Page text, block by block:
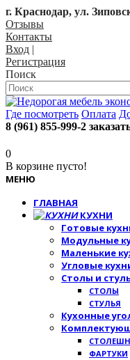
г. Краснодар, ул.
Отзывы
Контакты
Вход |
Регистрация
Поиск
Где посмотреть Оплата
8 (961) 855-999-2
0
В корзине пусто!
МЕНЮ
ГЛАВНАЯ
КУХНИ
Готовые
Модульные
Маленькие
Угловые
Столы и
СТОЛЫ
СТУЛЬЯ
Кухонные
ФАРТУКИ